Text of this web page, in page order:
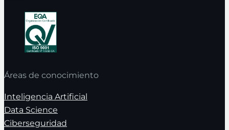
Áreas de conocimiento
Inteligencia Artificial
Data Science
Ciberseguridad